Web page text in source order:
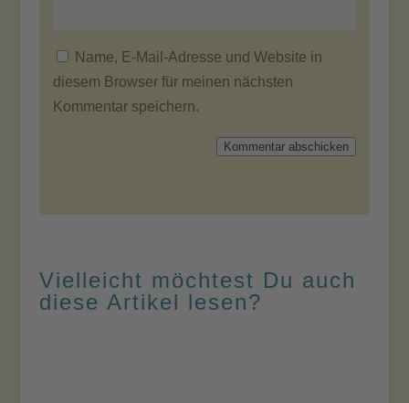
Name, E-Mail-Adresse und Website in
diesem Browser für meinen nächsten
Kommentar speichern.
Kommentar abschicken
Vielleicht möchtest Du auch
diese Artikel lesen?